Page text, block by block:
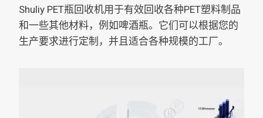
Shuliy PET瓶回收机用于有效回收各种PET塑料制品
和一些其他材料，例如啤酒瓶。它们可以根据您的
生产要求进行定制，并且适合各种规模的工厂。